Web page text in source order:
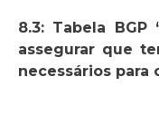
8.3: Tabela BGP
assegurar que
necessários para